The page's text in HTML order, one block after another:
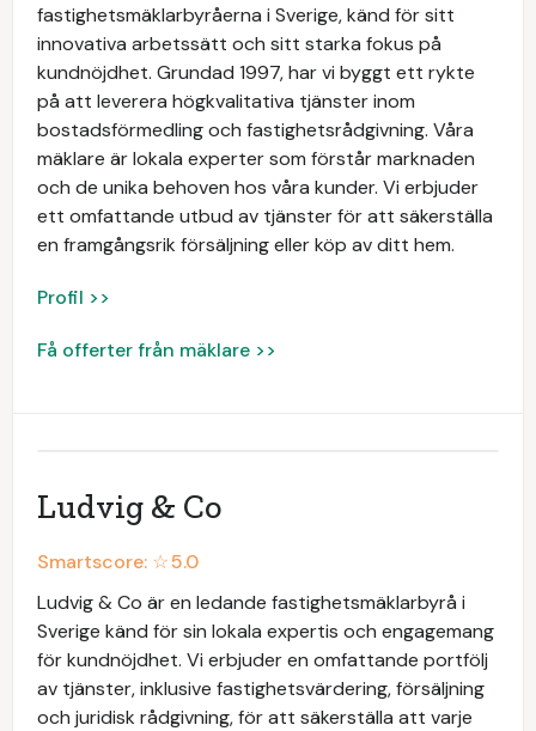
fastighetsmäklarbyråerna i Sverige, känd för sitt
innovativa arbetssätt och sitt starka fokus på
kundnöjdhet. Grundad 1997, har vi byggt ett rykte
på att leverera högkvalitativa tjänster inom
bostadsförmedling och fastighetsrådgivning. Våra
mäklare är lokala experter som förstår marknaden
och de unika behoven hos våra kunder. Vi erbjuder
ett omfattande utbud av tjänster för att säkerställa
en framgångsrik försäljning eller köp av ditt hem.
Profil >>
Få offerter från mäklare >>
Ludvig & Co
Smartscore: ☆5.0
Ludvig & Co är en ledande fastighetsmäklarbyrå i
Sverige känd för sin lokala expertis och engagemang
för kundnöjdhet. Vi erbjuder en omfattande portfölj
av tjänster, inklusive fastighetsvärdering, försäljning
och juridisk rådgivning, för att säkerställa att varje